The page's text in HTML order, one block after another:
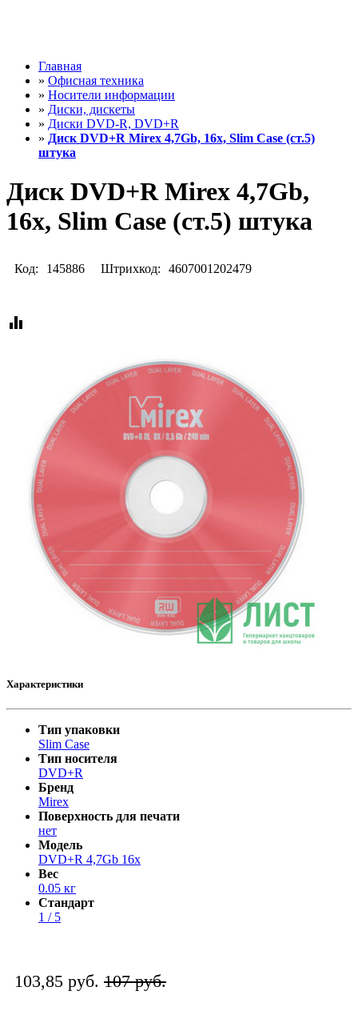
Главная
» Офисная техника
» Носители информации
» Диски, дискеты
» Диски DVD-R, DVD+R
» Диск DVD+R Mirex 4,7Gb, 16x, Slim Case (ст.5)
штука
Диск DVD+R Mirex 4,7Gb,
16x, Slim Case (ст.5) штука
Код: 145886 Штрихкод: 4607001202479
equalizer
Характеристики
Тип упаковки
Slim Case
Тип носителя
DVD+R
Бренд
Mirex
Поверхность для печати
нет
Модель
DVD+R 4,7Gb 16x
Вес
0.05 кг
Стандарт
1 / 5
103,85 руб. 107 руб.